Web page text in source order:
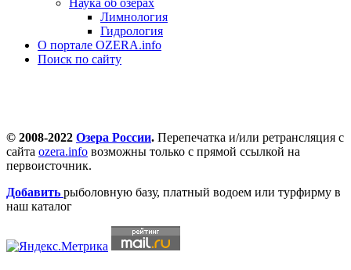
Наука об озерах
Лимнология
Гидрология
О портале OZERA.info
Поиск по сайту
© 2008-2022 Озера России. Перепечатка и/или ретрансляция с
сайта ozera.info возможны только с прямой ссылкой на
первоисточник.
Добавить рыболовную базу, платный водоем или турфирму в
наш каталог